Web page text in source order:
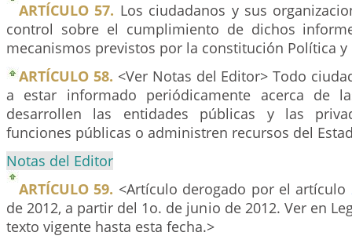
ARTÍCULO 57. Los ciudadanos y sus
control sobre el cumplimiento de dichos
mecanismos previstos por la constitución Política y
ARTÍCULO 58. <Ver Notas del Editor> Todo
a estar informado periódicamente acerca de
desarrollen las entidades públicas y las
funciones públicas o administren recursos del
Notas del Editor
ARTÍCULO 59. <Artículo derogado por el artículo
de 2012, a partir del 1o. de junio de 2012. Ver en
texto vigente hasta esta fecha.>